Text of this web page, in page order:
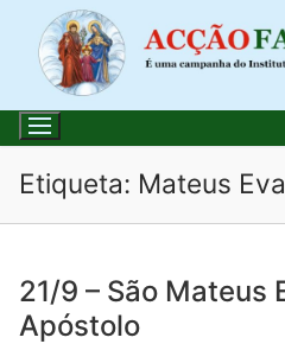
para
conteúdo
por:
Início
Etiqueta: Mateus
21/9 – São Mateus
Apóstolo